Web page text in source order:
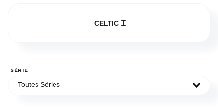
CELTIC
SÉRIE
Toutes Séries